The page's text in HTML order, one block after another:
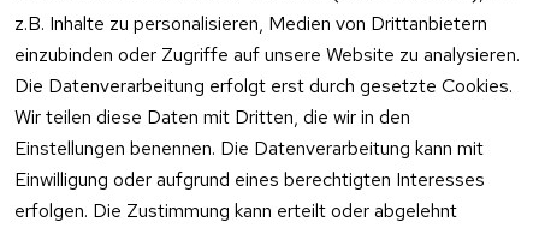
z.B. Inhalte zu personalisieren, Medien von Drittanbietern
einzubinden oder Zugriffe auf unsere Website zu analysieren.
Die Datenverarbeitung erfolgt erst durch gesetzte Cookies.
Wir teilen diese Daten mit Dritten, die wir in den
Einstellungen benennen. Die Datenverarbeitung kann mit
Einwilligung oder aufgrund eines berechtigten Interesses
erfolgen. Die Zustimmung kann erteilt oder abgelehnt
se
Altgeräte
-
Entsorgu
ng
Vertrag
e:
Mo – Fr 11:00
– 15:00 Uhr
Versa
ndpa
rtner